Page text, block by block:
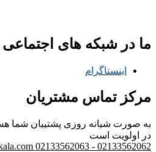
ما در شبکه های اجتماعی
اینستاگرام
مرکز تماس مشتریان
به صورت شبانه روزی پشتیبان شما
در اولویت است
02133562062 - 02133562063